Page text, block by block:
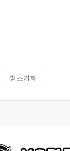
초기화